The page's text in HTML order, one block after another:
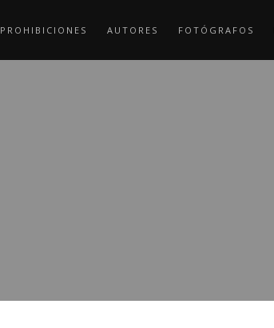
PROHIBICIONES AUTORES FOTÓGRAFOS